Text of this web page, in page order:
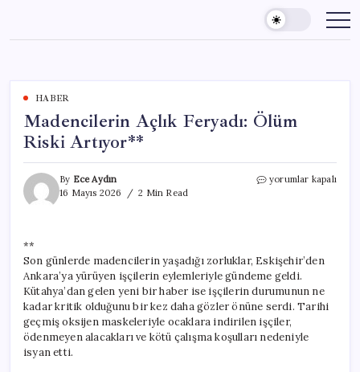
content
HABER
Madencilerin Açlık Feryadı: Ölüm
Riski Artıyor**
By Ece Aydın
16 Mayıs 2026
2 Min Read
Madencilerin
için
yorumlar kapalı
**
Son günlerde madencilerin yaşadığı zorluklar, Eskişehir’den
Ankara’ya yürüyen işçilerin eylemleriyle gündeme geldi.
Kütahya’dan gelen yeni bir haber ise işçilerin durumunun ne
kadar kritik olduğunu bir kez daha gözler önüne serdi. Tarihi
geçmiş oksijen maskeleriyle ocaklara indirilen işçiler,
ödenmeyen alacakları ve kötü çalışma koşulları nedeniyle
isyan etti.